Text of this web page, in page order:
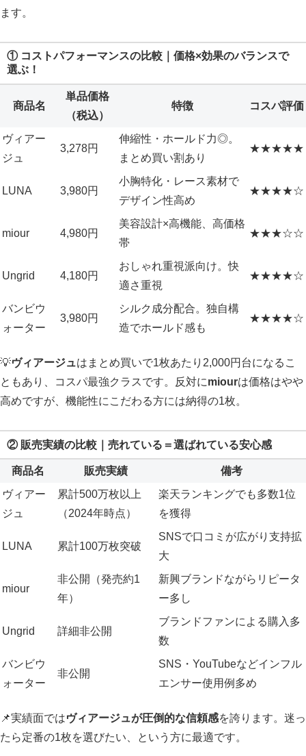
ます。
① コストパフォーマンスの比較｜価格×効果のバランスで
選ぶ！
商品名
単品価格
（税込）
特徴 コスパ評価
ヴィアー
ジュ
3,278円
伸縮性・ホールド力◎。
まとめ買い割あり
★★★★★
LUNA 3,980円
小胸特化・レース素材で
デザイン性高め
★★★★☆
miour 4,980円
美容設計×高機能、高価格
帯
★★★☆☆
Ungrid 4,180円
おしゃれ重視派向け。快
適さ重視
★★★★☆
バンビウ
ォーター
3,980円
シルク成分配合。独自構
造でホールド感も
★★★★☆
💡ヴィアージュはまとめ買いで1枚あたり2,000円台になるこ
ともあり、コスパ最強クラスです。反対にmiourは価格はやや
高めですが、機能性にこだわる方には納得の1枚。
② 販売実績の比較｜売れている＝選ばれている安心感
商品名 販売実績
備考
ヴィアー
ジュ
累計500万枚以上
（2024年時点）
楽天ランキングでも多数1位
を獲得
LUNA 累計100万枚突破
SNSで口コミが広がり支持拡
大
miour
非公開（発売約1
年）
新興ブランドながらリピータ
ー多し
Ungrid 詳細非公開
ブランドファンによる購入多
数
バンビウ
ォーター
非公開
SNS・YouTubeなどインフル
エンサー使用例多め
📌実績面ではヴィアージュが圧倒的な信頼感を誇ります。迷っ
たら定番の1枚を選びたい、という方に最適です。